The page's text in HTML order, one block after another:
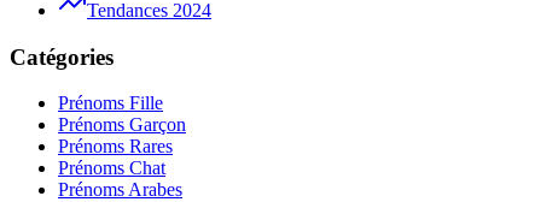
Tendances 2024
Catégories
Prénoms Fille
Prénoms Garçon
Prénoms Rares
Prénoms Chat
Prénoms Arabes